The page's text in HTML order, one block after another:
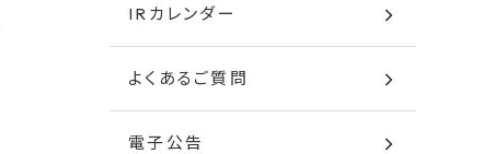
IRカレンダー
よくあるご質問
電子公告